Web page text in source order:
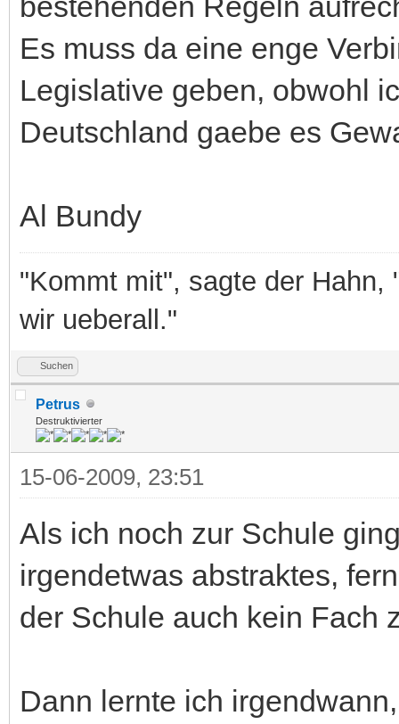
Es muss da eine enge
Legislative geben, obwohl
Deutschland gaebe es
Al Bundy
"Kommt mit", sagte der Hahn,
wir ueberall."
Suchen
Petrus
Destruktivierter
15-06-2009, 23:51
Als ich noch zur Schule
irgendetwas abstraktes,
der Schule auch kein Fach
Dann lernte ich